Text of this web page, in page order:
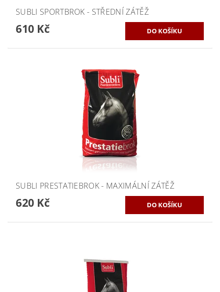
SUBLI SPORTBROK - STŘEDNÍ ZÁTĚŽ
610 Kč
SUBLI PRESTATIEBROK - MAXIMÁLNÍ ZÁTĚŽ
620 Kč